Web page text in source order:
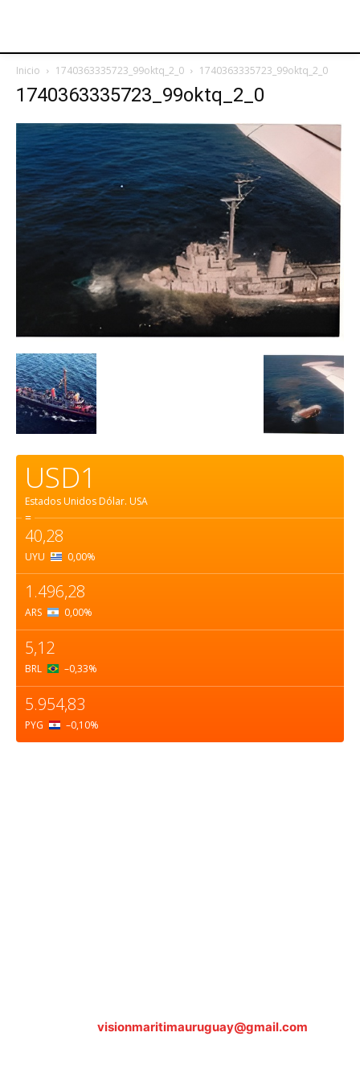
Inicio 1740363335723_99oktq_2_0 1740363335723_99oktq_2_0
1740363335723_99oktq_2_0
USD1
Estados Unidos Dólar. USA
=
40,28
UYU 0,00%
1.496,28
ARS 0,00%
5,12
BRL –0,33%
5.954,83
PYG –0,10%
visionmaritimauruguay@gmail.com